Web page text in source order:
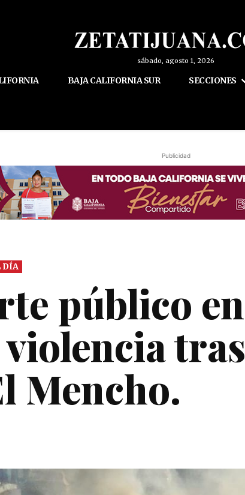
sábado, agosto 1, 2026
BAJA CALIFORNIA SUR SECCIONES
Publicidad
DÍA
público en
tras
Mencho.